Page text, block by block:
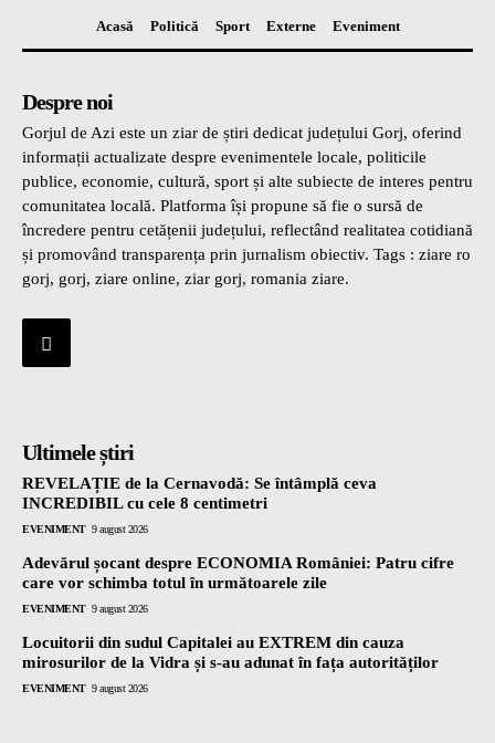
Acasă Politică Sport Externe Eveniment
Despre noi
Gorjul de Azi este un ziar de știri dedicat județului Gorj, oferind
informații actualizate despre evenimentele locale, politicile
publice, economie, cultură, sport și alte subiecte de interes pentru
comunitatea locală. Platforma își propune să fie o sursă de
încredere pentru cetățenii județului, reflectând realitatea cotidiană
și promovând transparența prin jurnalism obiectiv. Tags : ziare ro
gorj, gorj, ziare online, ziar gorj, romania ziare.
Ultimele știri
REVELAȚIE de la Cernavodă: Se întâmplă ceva
INCREDIBIL cu cele 8 centimetri
EVENIMENT 9 august 2026
Adevărul șocant despre ECONOMIA României: Patru cifre
care vor schimba totul în următoarele zile
EVENIMENT 9 august 2026
Locuitorii din sudul Capitalei au EXTREM din cauza
mirosurilor de la Vidra și s-au adunat în fața autorităților
EVENIMENT 9 august 2026